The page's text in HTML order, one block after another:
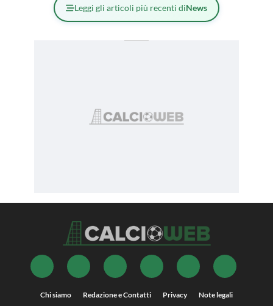
Leggi gli articoli più recenti diNews
Chi siamo Redazione e Contatti Privacy Note legali